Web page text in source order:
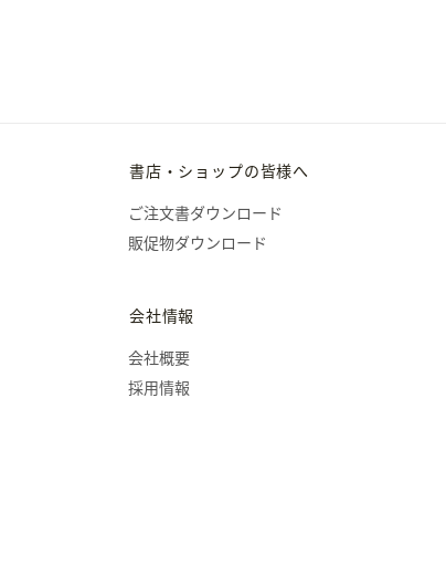
書店・ショップの皆様へ
ご注文書ダウンロード
販促物ダウンロード
会社情報
会社概要
採用情報